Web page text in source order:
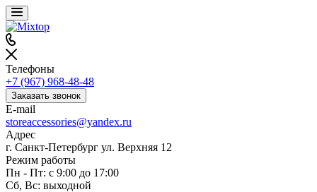
Телефоны
+7 (967) 968-48-48
Заказать звонок
E-mail
storeaccessories@yandex.ru
Адрес
г. Санкт-Петербург ул. Верхняя 12
Режим работы
Пн - Пт: с 9:00 до 17:00
Сб, Вс: выходной